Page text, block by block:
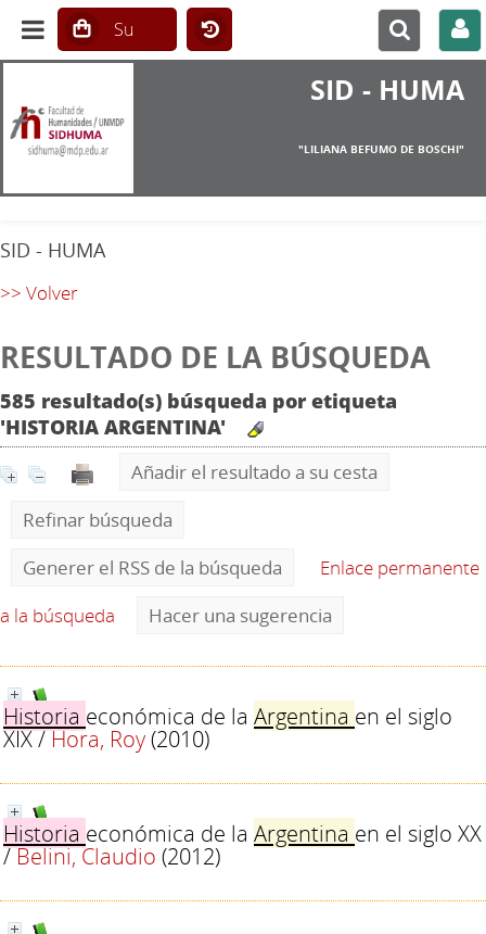
SID - HUMA
"LILIANA BEFUMO DE BOSCHI"
SID - HUMA
>> Volver
RESULTADO DE LA BÚSQUEDA
585 resultado(s) búsqueda por etiqueta
'HISTORIA ARGENTINA'
Añadir el resultado a su cesta
Refinar búsqueda
Generer el RSS de la búsqueda
Enlace permanente
a la búsqueda
Hacer una sugerencia
Historia económica de la Argentina en el siglo
XIX/Hora, Roy(2010)
Historia económica de la Argentina en el siglo XX
/Belini, Claudio (2012)